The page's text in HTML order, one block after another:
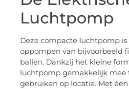
Luchtpomp
Deze compacte luchtpomp
oppompen van bijvoorbeeld
ballen. Dankzij het kleine
luchtpomp gemakkelijk mee
gebruiken op locatie. Met